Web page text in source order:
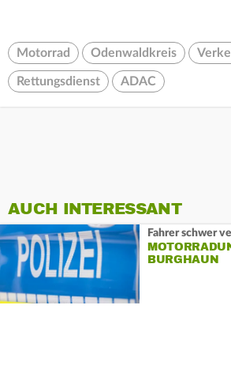
Motorrad Odenwaldkreis
Rettungsdienst ADAC
AUCH INTERESSANT
Fahrer schwer
BURGHAUN